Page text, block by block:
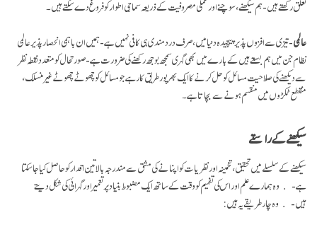
تعلق رکھتے ہیں- ہم سیکھنے، سوچنے اور عملی مصروفیت کے ذریعہ سماجی اطوار کو فروغ دے سکتے ہیں۔
عالمی- تیزی سے افزوں پذیر پیچیدہ دنیا میں، صرف درد مندی ہی کافی نہیں ہے- ہمیں ان باہمی انحصار پذیر عالمی
نظام جن میں ہم بستے ہیں کے بارے میں بھی گہری سمجھ بوجھ رکھنے کی ضرورت ہے- صورتحال کو متعدد نقطہ نظر
سے دیکھنے کی صلاحیت مسائل کو حل کرنے کا ایک بھر پور طریق کار ہے جو مسائل کو چھوٹے چھوٹے غیر منسلک،
منقطع ٹکڑوں میں منقسم ہونے سے بچاتا ہے۔
سیکھنے کے راستے
سیکھنے کے سلسلے میں تحقیق، تخمینہ اور نظریات کو اپنانے کی مشق سے مندرجہ بالا تین اقدار کو حاصل کیا جا سکتا
ہے- وہ ہمارے علم اور اس کی تفہیم کو وقت کے ساتھ ایک مضبوط بنیاد پر تعمیر اور گہرائی کی شکل دیتے
ہیں- وہ چار طریقے یہ ہیں: